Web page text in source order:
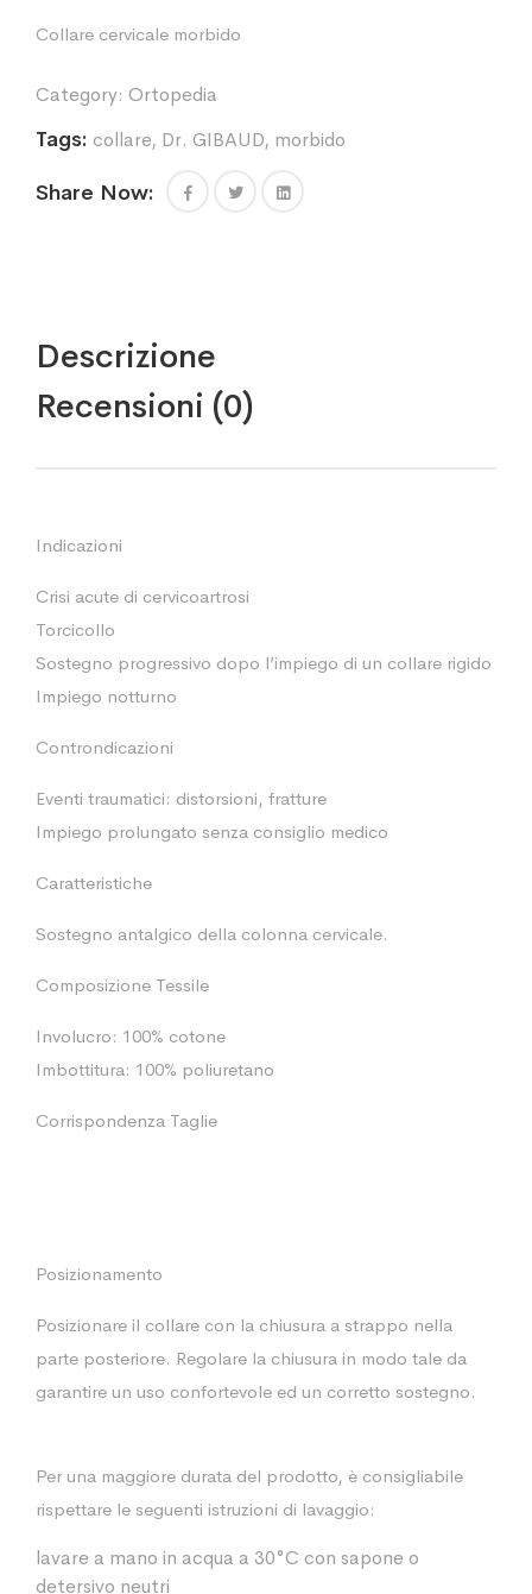
Collare cervicale morbido
Category: Ortopedia
Tags: collare, Dr. GIBAUD, morbido
Share Now:
Descrizione
Recensioni (0)
Indicazioni
Crisi acute di cervicoartrosi
Torcicollo
Sostegno progressivo dopo l’impiego di un collare rigido
Impiego notturno
Controndicazioni
Eventi traumatici: distorsioni, fratture
Impiego prolungato senza consiglio medico
Caratteristiche
Sostegno antalgico della colonna cervicale.
Composizione Tessile
Involucro: 100% cotone
Imbottitura: 100% poliuretano
Corrispondenza Taglie
Posizionamento
Posizionare il collare con la chiusura a strappo nella
parte posteriore. Regolare la chiusura in modo tale da
garantire un uso confortevole ed un corretto sostegno.
Per una maggiore durata del prodotto, è consigliabile
rispettare le seguenti istruzioni di lavaggio:
lavare a mano in acqua a 30°C con sapone o
detersivo neutri